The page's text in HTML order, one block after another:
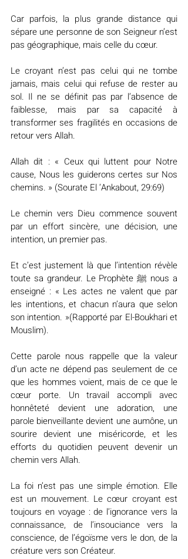
Car parfois, la plus grande distance qui
sépare une personne de son Seigneur n’est
pas géographique, mais celle du cœur.
Le croyant n’est pas celui qui ne tombe
jamais, mais celui qui refuse de rester au
sol. Il ne se définit pas par l’absence de
faiblesse, mais par sa capacité à
transformer ses fragilités en occasions de
retour vers Allah.
Allah dit : « Ceux qui luttent pour Notre
cause, Nous les guiderons certes sur Nos
chemins. » (Sourate El ‘Ankabout, 29:69)
Le chemin vers Dieu commence souvent
par un effort sincère, une décision, une
intention, un premier pas.
Et c’est justement là que l’intention révèle
toute sa grandeur. Le Prophète ﷺ nous a
enseigné : « Les actes ne valent que par
les intentions, et chacun n’aura que selon
son intention. »(Rapporté par El-Boukhari et
Mouslim).
Cette parole nous rappelle que la valeur
d’un acte ne dépend pas seulement de ce
que les hommes voient, mais de ce que le
cœur porte. Un travail accompli avec
honnêteté devient une adoration, une
parole bienveillante devient une aumône, un
sourire devient une miséricorde, et les
efforts du quotidien peuvent devenir un
chemin vers Allah.
La foi n’est pas une simple émotion. Elle
est un mouvement. Le cœur croyant est
toujours en voyage : de l’ignorance vers la
connaissance, de l’insouciance vers la
conscience, de l’égoïsme vers le don, de la
créature vers son Créateur.